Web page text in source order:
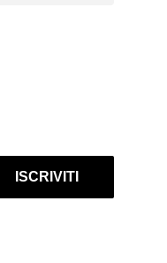
ISCRIVITI